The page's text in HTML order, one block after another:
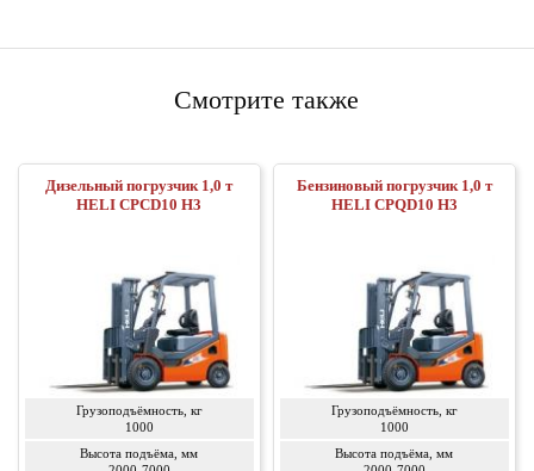
Смотрите также
Дизельный погрузчик 1,0 т
HELI CPСD10 H3
Грузоподъёмность, кг
1000
Высота подъёма, мм
Бензиновый погрузчик 1,0 т
HELI CPQD10 H3
Грузоподъёмность, кг
1000
Высота подъёма, мм